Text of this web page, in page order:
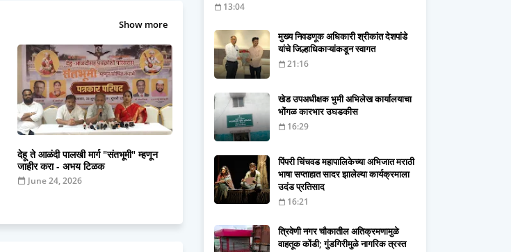
Show more
देहू ते आळंदी पालखी मार्ग "संतभूमी" म्हणून
जाहीर करा - अभय टिळक
June 24, 2026
13:04
मुख्य निवडणूक अधिकारी श्रीकांत देशपांडे
यांचे जिल्हाधिकाऱ्यांकडून स्वागत
21:16
खेड उपअधीक्षक भुमी अभिलेख कार्यालयाचा
भोंगळ कारभार उघडकीस
16:29
पिंपरी चिंचवड महापालिकेच्या अभिजात मराठी
भाषा सप्ताहात सादर झालेल्या कार्यक्रमाला
उदंड प्रतिसाद
16:21
त्रिवेणी नगर चौकातील अतिक्रमणामुळे
वाहतूक कोंडी; गुंडगिरीमुळे नागरिक त्रस्त